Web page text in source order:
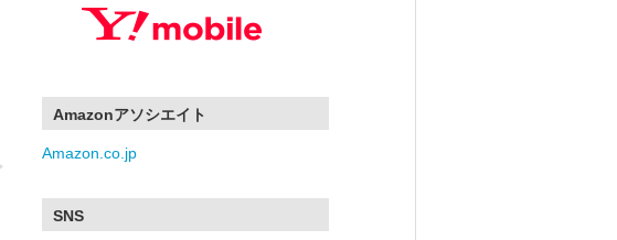
Amazonアソシエイト
Amazon.co.jp
SNS